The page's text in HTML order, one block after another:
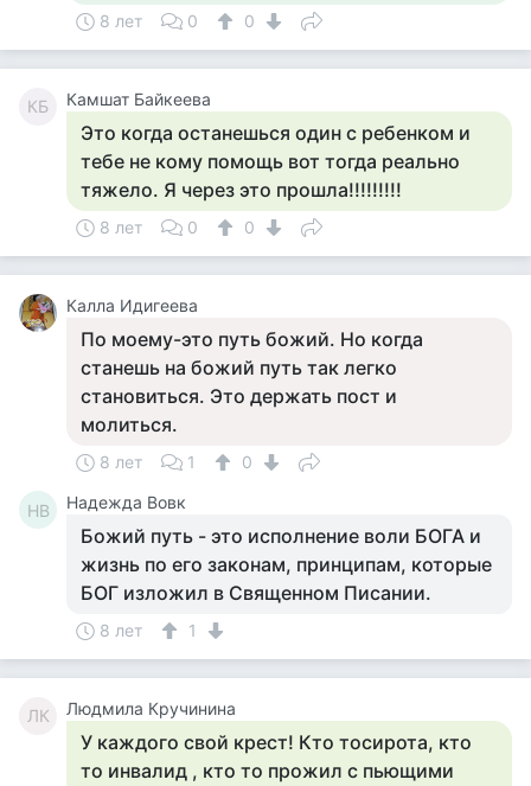
8 лет 0 0
КБ Камшат Байкеева
Это когда останешься один с ребенком и
тебе не кому помощь вот тогда реально
тяжело. Я через это прошла!!!!!!!!!
8 лет 0 0
Калла Идигеева
По моему-это путь божий. Но когда
станешь на божий путь так легко
становиться. Это держать пост и
молиться.
8 лет 1 0
НВ Надежда Вовк
Божий путь - это исполнение воли БОГА и
жизнь по его законам, принципам, которые
БОГ изложил в Священном Писании.
8 лет 1
ЛК Людмила Кручинина
У каждого свой крест! Кто тосирота, кто
то инвалид , кто то прожил с пьющими